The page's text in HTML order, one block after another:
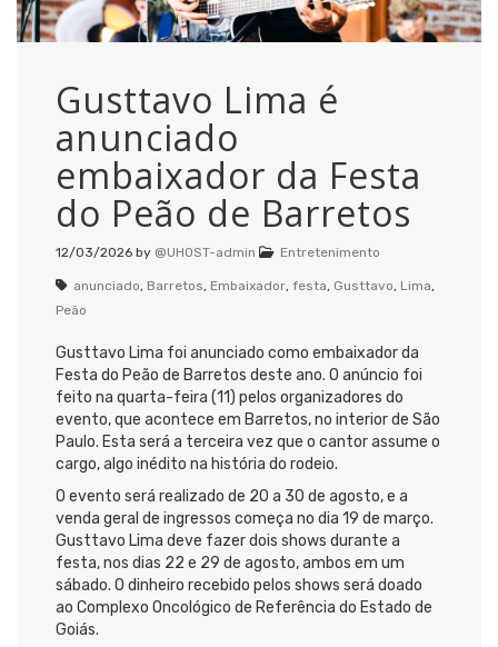
Gusttavo Lima é
anunciado
embaixador da Festa
do Peão de Barretos
12/03/2026 by @UHOST-admin Entretenimento
anunciado, Barretos, Embaixador, festa, Gusttavo, Lima,
Peão
Gusttavo Lima foi anunciado como embaixador da
Festa do Peão de Barretos deste ano. O anúncio foi
feito na quarta-feira (11) pelos organizadores do
evento, que acontece em Barretos, no interior de São
Paulo. Esta será a terceira vez que o cantor assume o
cargo, algo inédito na história do rodeio.
O evento será realizado de 20 a 30 de agosto, e a
venda geral de ingressos começa no dia 19 de março.
Gusttavo Lima deve fazer dois shows durante a
festa, nos dias 22 e 29 de agosto, ambos em um
sábado. O dinheiro recebido pelos shows será doado
ao Complexo Oncológico de Referência do Estado de
Goiás.